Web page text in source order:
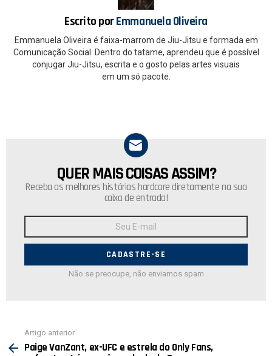
Escrito porEmmanuela Oliveira
Emmanuela Oliveira é faixa-marrom de Jiu-Jitsu e formada em
Comunicação Social. Dentro do tatame, aprendeu que é possível
conjugar Jiu-Jitsu, escrita e o gosto pelas artes visuais
em um só pacote.
NEWSLETTER
QUER MAIS COISAS ASSIM?
Receba as melhores histórias hardcore diretamente na sua
caixa de entrada!
E-
Não se preocupe, não enviamos spam
mais
Artigo anterior
Paige VanZant, ex-UFC e estrela do Only Fans,